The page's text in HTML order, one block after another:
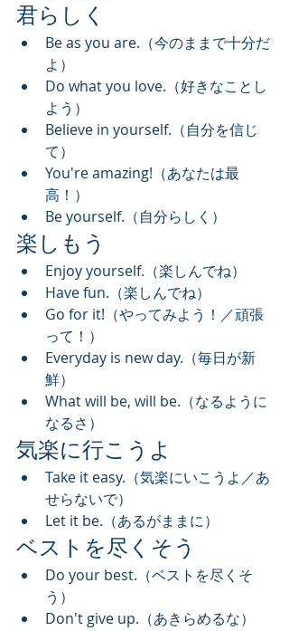
君らしく
Be as you are.（今のままで十分だ
よ）
Do what you love.（好きなことし
よう）
Believe in yourself.（自分を信じ
て）
You're amazing!（あなたは最
高！）
Be yourself.（自分らしく）
楽しもう
Enjoy yourself.（楽しんでね）
Have fun.（楽しんでね）
Go for it!（やってみよう！／頑張
って！）
Everyday is new day.（毎日が新
鮮）
What will be, will be.（なるように
なるさ）
気楽に行こうよ
Take it easy.（気楽にいこうよ／あ
せらないで）
Let it be.（あるがままに）
ベストを尽くそう
Do your best.（ベストを尽くそ
う）
Don't give up.（あきらめるな）